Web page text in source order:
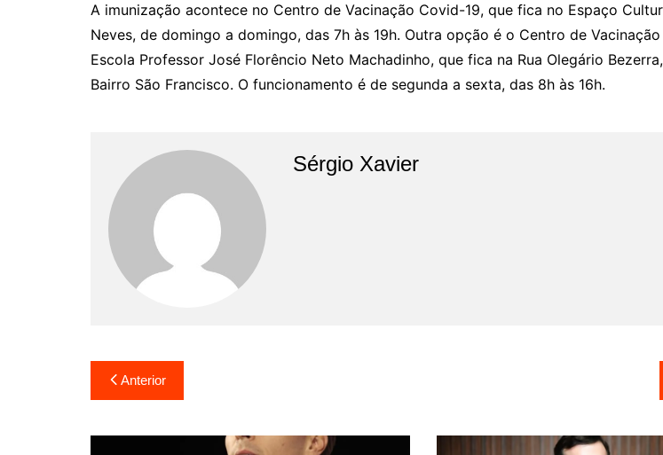
A imunização acontece no Centro de Vacinação Covid-19, que fica no Espaço
Neves, de domingo a domingo, das 7h às 19h. Outra opção é o Centro de
Escola Professor José Florêncio Neto Machadinho, que fica na Rua Olegário
Bairro São Francisco. O funcionamento é de segunda a sexta, das 8h às 16h.
Sérgio Xavier
Anterior